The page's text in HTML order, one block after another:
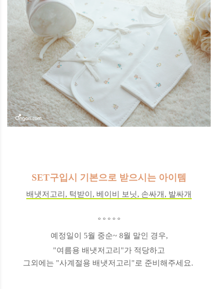
SET구입시 기본으로 받으시는 아이템
배냇저고리, 턱받이, 베이비 보닛, 손싸개, 발싸개
° ° ° ° °
예정일이 5월 중순~ 8월 말인 경우,
"여름용 배냇저고리"가 적당하고
그외에는 "사계절용 배냇저고리"로 준비해주세요.